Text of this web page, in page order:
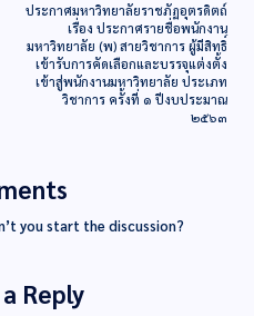
ประกาศมหาวิทยาลัยราชภัฏอุตรดิตถ์
เรื่อง ประกาศรายชื่อพนักงาน
มหาวิทยาลัย (พ) สายวิชาการ ผู้มีสิทธิ์
เข้ารับการคัดเลือกและบรรจุแต่งตั้ง
เข้าสู่พนักงานมหาวิทยาลัย ประเภท
วิชาการ ครั้งที่ ๑ ปีงบประมาณ
๒๕๖๓
you start the discussion?
Reply